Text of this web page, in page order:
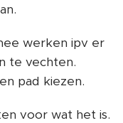
werken ipv er
te vechten.
pad kiezen.
voor wat het is.